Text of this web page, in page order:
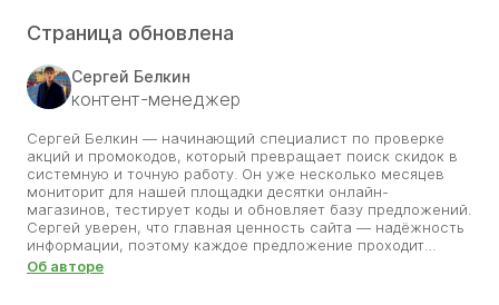
Страница обновлена
Сергей Белкин
контент-менеджер
Сергей Белкин — начинающий специалист по проверке
акций и промокодов, который превращает поиск скидок в
системную и точную работу. Он уже несколько месяцев
мониторит для нашей площадки десятки онлайн-
магазинов, тестирует коды и обновляет базу предложений.
Сергей уверен, что главная ценность сайта — надёжность
информации, поэтому каждое предложение проходит
проверку на корректность и сроки. Его цель — помочь
Об авторе